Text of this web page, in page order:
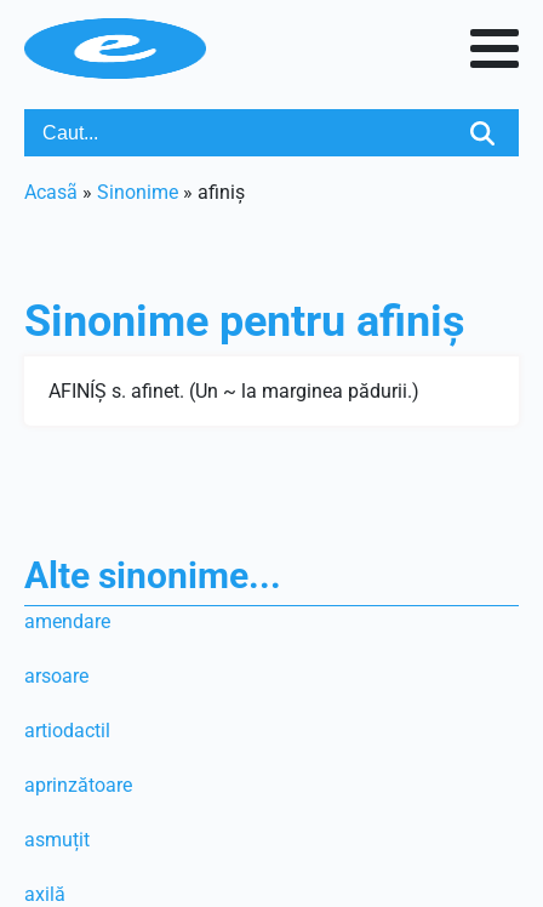
Acasã » Sinonime » afiniș
Sinonime pentru afiniș
AFINÍŞ s. afinet. (Un ~ la marginea pădurii.)
Alte sinonime...
amendare
arsoare
artiodactil
aprinzătoare
asmuțit
axilă